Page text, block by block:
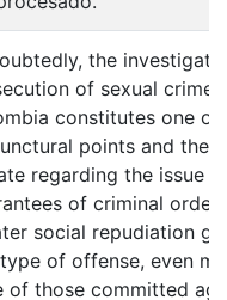
the
of sexual
constitutes one of
points and the
regarding the issue
of criminal order;
social repudiation
of offense, even
of those committed